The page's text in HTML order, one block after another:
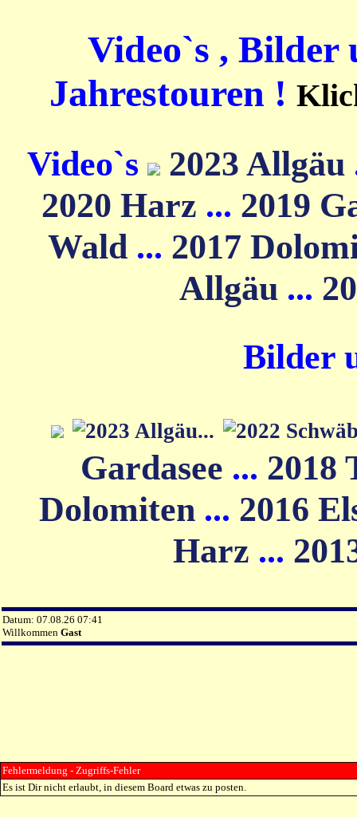
Video`s , Bilder
Jahrestouren !
Video`s 2023 Allgäu
2020 Harz ... 2019
Wald ... 2017
Allgäu ...
Bilder
Gardasee ... 2018
Dolomiten ... 2016
Harz ...
Datum: 07.08.26 07:41
Willkommen Gast
Fehlermeldung - Zugriffs-Fehler
Es ist Dir nicht erlaubt, in diesem Board etwas zu posten.